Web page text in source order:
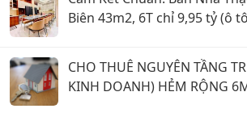
Biên 43m2, 6T chỉ 9,95 tỷ (ô
CHO THUÊ NGUYÊN TẦNG
KINH DOANH) HẺM RỘNG